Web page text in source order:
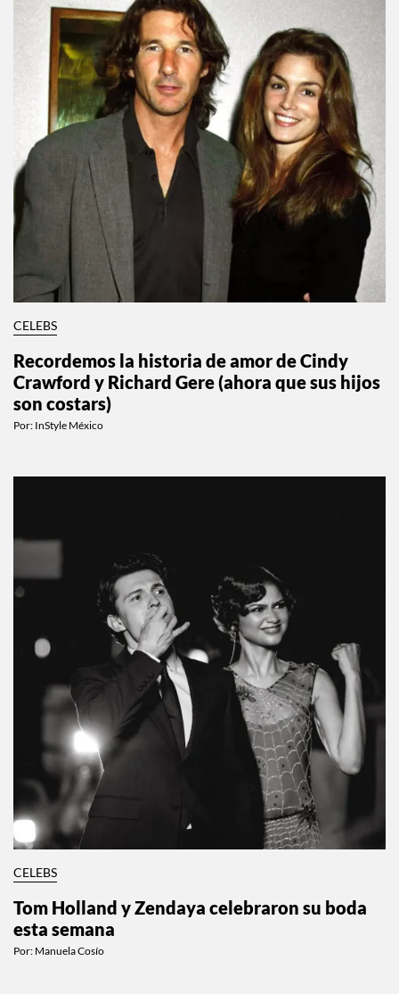
CELEBS
¡Elizabeth Olsen y Robbie Arnett ya son
papás!
Manuela Cosío
Recordemos la historia de amor de Cindy
Crawford y Richard Gere (ahora que sus hijos
son costars)
InStyle México